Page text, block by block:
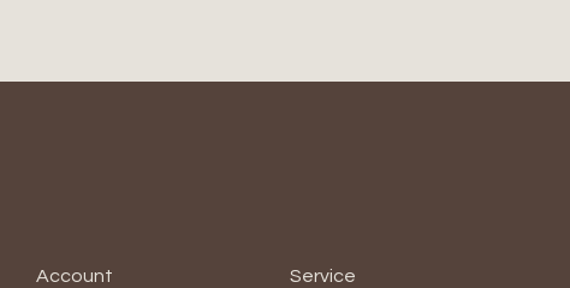
Account
Service